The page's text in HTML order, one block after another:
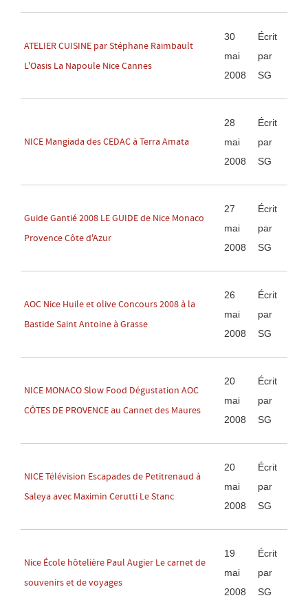
ATELIER CUISINE par Stéphane Raimbault
L'Oasis La Napoule Nice Cannes
30
mai
2008
Écrit
par
SG
NICE Mangiada des CEDAC à Terra Amata
28
mai
2008
Écrit
par
SG
Guide Gantié 2008 LE GUIDE de Nice Monaco
Provence Côte d'Azur
27
mai
2008
Écrit
par
SG
AOC Nice Huile et olive Concours 2008 à la
Bastide Saint Antoine à Grasse
26
mai
2008
Écrit
par
SG
NICE MONACO Slow Food Dégustation AOC
CÔTES DE PROVENCE au Cannet des Maures
20
mai
2008
Écrit
par
SG
NICE Télévision Escapades de Petitrenaud à
Saleya avec Maximin Cerutti Le Stanc
20
mai
2008
Écrit
par
SG
Nice École hôtelière Paul Augier Le carnet de
souvenirs et de voyages
19
mai
2008
Écrit
par
SG